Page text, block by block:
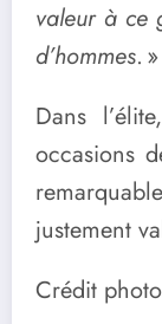
valeur à ce
d’hommes. »
Dans
occasions
justement
Crédit